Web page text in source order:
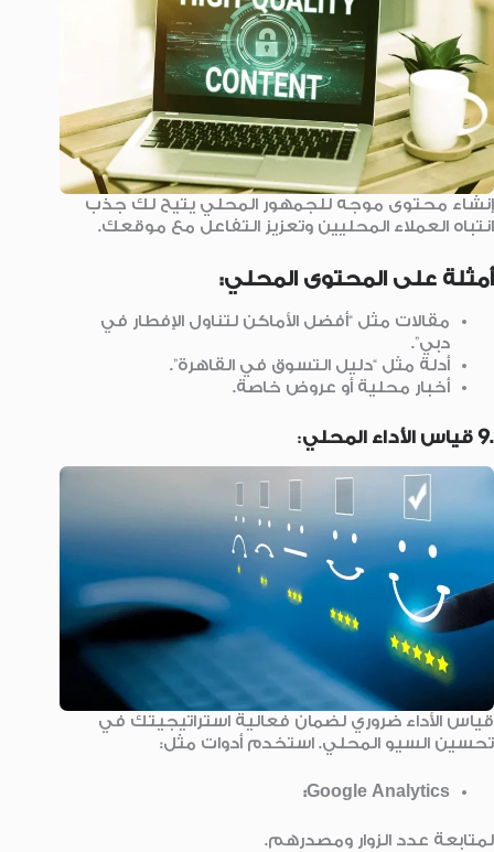
إنشاء محتوى موجه للجمهور المحلي يتيح لك جذب
انتباه العملاء المحليين وتعزيز التفاعل مع موقعك.
أمثلة على المحتوى المحلي:
مقالات مثل “أفضل الأماكن لتناول الإفطار في
دبي”.
أدلة مثل “دليل التسوق في القاهرة”.
أخبار محلية أو عروض خاصة.
.9 قياس الأداء المحلي :
قياس الأداء ضروري لضمان فعالية استراتيجيتك في
تحسين السيو المحلي. استخدم أدوات مثل:
Google Analytics:
لمتابعة عدد الزوار ومصدرهم.